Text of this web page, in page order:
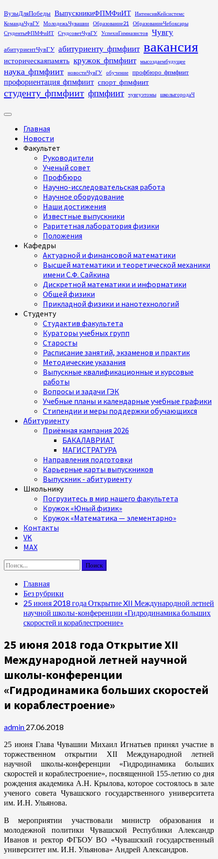
Перейти
к
содержимому
ВузыДляПобеды ВыпускникиФПМФиИТ
ИнтенсивКейсистемс
КомандаЧувГУ
МолодежьЧувашии Образование21
ОбразованиеЧебоксары
СтудентыФПМФиИТ
СтудсоветЧувГУ УспехиГимназистов Чувгу
абитуриентЧувГУ абитуриенту_фпмфиит вакансия
историческаяпамять кружок_фпмфиит мысоздаембудущее
наука_фпмфиит новостиЧувГУ обучение профбюро_фпмфиит
профориентация_фпмфиит спорт_фпмфиит
студенту_фпмфиит фпмфиит чувгуэтомы школыгородаЧ
Основное
Главная
Новости
Факультет
Руководители
Ученый совет
Профбюро
Научно-исследовательская работа
Научное оборудование
Наши достижения
Известные выпускники
Раритетная лаборатория физики
Положения
Кафедры
Актуарной и финансовой математики
Высшей математики и теоретической механики
имени С.Ф. Сайкина
Дискретной математики и информатики
Общей физики
Прикладной физики и нанотехнологий
Студенту
Студактив факультета
Кураторы учебных групп
Старосты
Расписание занятий, экзаменов и практик
Методические указания
Выпускные квалификационные и курсовые
работы
Вопросы и задачи ГЭК
Учебные планы и календарные учебные графики
Стипендии и меры поддержки обучающихся
Абитуриенту
Приёмная кампания 2026
БАКАЛАВРИАТ
МАГИСТРАТУРА
Направления подготовки
Карьерные карты выпускников
Выпускник - абитуриенту
Школьнику
Погрузитесь в мир нашего факультета
Кружок «Юный физик»
Кружок «Математика — элементарно»
Контакты
VK
MAX
Найти:
Главная
Без рубрики
25 июня 2018 года Открытие XII Международной летней
научной школы-конференции «Гидродинамика больших
скоростей и кораблестроение»
25 июня 2018 года Открытие XII
Международной летней научной
школы-конференции
«Гидродинамика больших скоростей
и кораблестроение»
admin 27.06.2018
25 июня Глава Чувашии Михаил Игнатьев принял участие в
торжественном открытии XII Международной летней
научной школы-конференции «Гидродинамика больших
скоростей и кораблестроение», посвященной 155-летию со дня
рождения академика А.Н. Крылова, которое состоялось в зале
ученого совета Чувашского государственного университета
им. И.Н. Ульянова.
В мероприятии участвовали министр образования и
молодежной политики Чувашской Республики Александр
Иванов и ректор ФГБОУ ВО «Чувашский государственный
университет им. И.Н. Ульянова» Андрей Александров.